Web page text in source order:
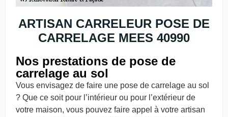
ARTISAN CARRELEUR POSE DE
CARRELAGE MEES 40990
Nos prestations de pose de
carrelage au sol
Vous envisagez de faire une pose de carrelage au sol
? Que ce soit pour l’intérieur ou pour l’extérieur de
votre maison, vous pouvez faire appel à votre artisan